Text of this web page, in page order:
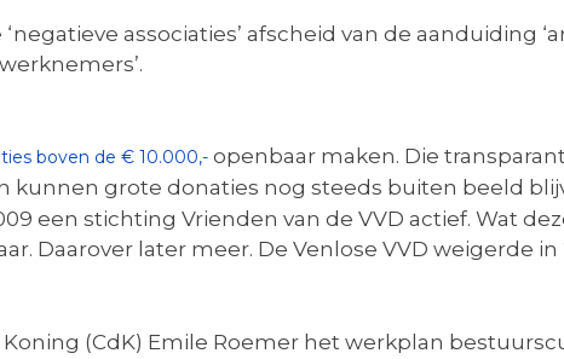
associaties’ afscheid van de aanduiding
boven de € 10.000,- openbaar maken. Die
kunnen grote donaties nog steeds buiten beeld
een stichting Vrienden van de VVD actief. Wat
Daarover later meer. De Venlose VVD weigerde in
(CdK) Emile Roemer het werkplan